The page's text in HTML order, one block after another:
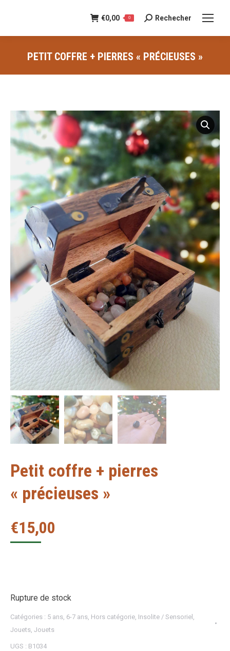
€0,00 0
Recherche
:
Rechecher
PETIT COFFRE + PIERRES « PRÉCIEUSES »
Petit coffre + pierres
« précieuses »
€15,00
Rupture de stock
Catégories : 5 ans, 6-7 ans, Hors catégorie, Insolite / Sensoriel ,
Jouets, Jouets
UGS : B1034